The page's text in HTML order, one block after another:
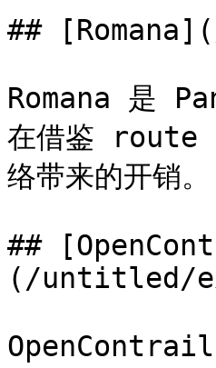
##
Romana 是
在借鉴 route
络带来的开销。
##
(/untitled/
OpenContrail